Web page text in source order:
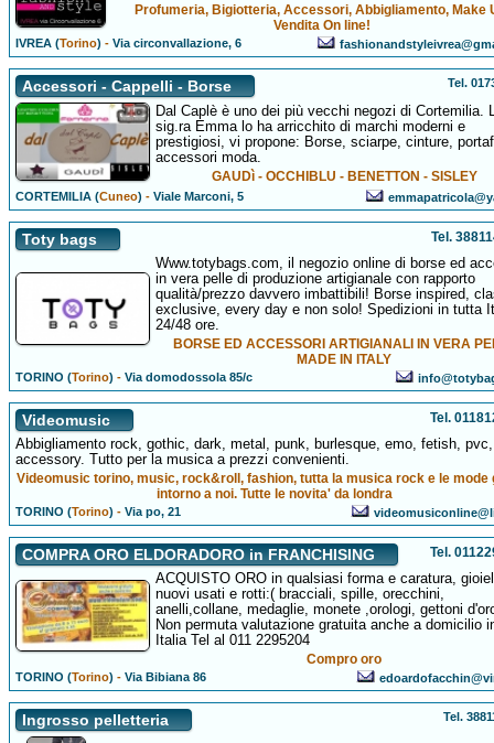
Profumeria, Bigiotteria, Accessori, Abbigliamento, Make
Vendita On line!
IVREA (Torino) -Via circonvallazione, 6
Accessori - Cappelli - Borse Tel.
Dal Caplè è uno dei più vecchi negozi di Cortemilia.
sig.ra Emma lo ha arricchito di marchi moderni e
prestigiosi, vi propone: Borse, sciarpe, cinture,
accessori moda.
GAUDì - OCCHIBLU - BENETTON - SISLEY
CORTEMILIA (Cuneo) -Viale Marconi, 5
Toty bags Tel.
Www.totybags.com, il negozio online di borse ed
in vera pelle di produzione artigianale con rapporto
qualità/prezzo davvero imbattibili! Borse inspired,
exclusive, every day e non solo! Spedizioni in tutta
24/48 ore.
BORSE ED ACCESSORI ARTIGIANALI IN VERA
MADE IN ITALY
TORINO (Torino) -Via domodossola 85/c
Videomusic Tel.
Abbigliamento rock, gothic, dark, metal, punk, burlesque, emo, fetish,
accessory. Tutto per la musica a prezzi convenienti.
Videomusic torino, music, rock&roll, fashion, tutta la musica rock e le mode
intorno a noi. Tutte le novita' da londra
TORINO (Torino) -Via po, 21
COMPRA ORO ELDORADORO in FRANCHISING Tel.
ACQUISTO ORO in qualsiasi forma e caratura,
nuovi usati e rotti:( bracciali, spille, orecchini,
anelli,collane, medaglie, monete ,orologi, gettoni
Non permuta valutazione gratuita anche a domicilio
Italia Tel al 011 2295204
Compro oro
TORINO (Torino) -Via Bibiana 86
Ingrosso pelletteria Tel.